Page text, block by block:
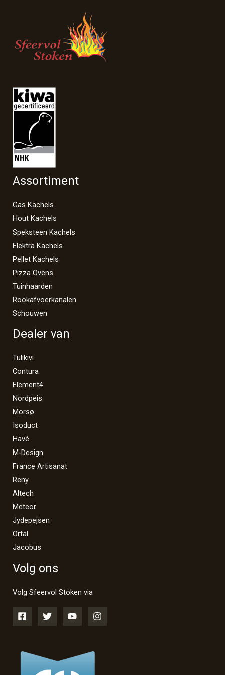
Assortiment
Gas Kachels
Hout Kachels
Speksteen Kachels
Elektra Kachels
Pellet Kachels
Pizza Ovens
Tuinhaarden
Rookafvoerkanalen
Schouwen
Dealer van
Tulikivi
Contura
Element4
Nordpeis
Morsø
Isoduct
Havé
M-Design
France Artisanat
Reny
Altech
Meteor
Jydepejsen
Ortal
Jacobus
Volg ons
Volg Sfeervol Stoken via